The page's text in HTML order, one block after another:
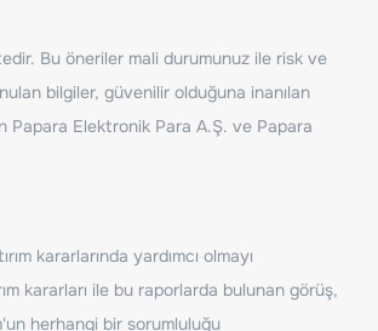
Bu öneriler mali durumunuz ile risk ve
bilgiler, güvenilir olduğuna inanılan
Papara Elektronik Para A.Ş. ve Papara
kararlarında yardımcı olmayı
kararları ile bu raporlarda bulunan görüş,
'un herhangi bir sorumluluğu